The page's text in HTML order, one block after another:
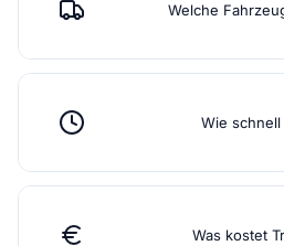
Welche
Wie
Was kostet